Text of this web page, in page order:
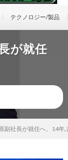
テクノロジー/製品
が就任
副社長が就任へ、14年